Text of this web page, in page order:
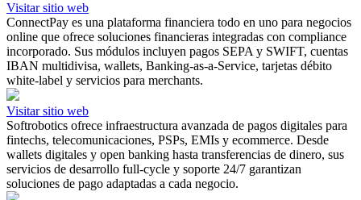
Visitar sitio web
ConnectPay es una plataforma financiera todo en uno para negocios
online que ofrece soluciones financieras integradas con compliance
incorporado. Sus módulos incluyen pagos SEPA y SWIFT, cuentas
IBAN multidivisa, wallets, Banking-as-a-Service, tarjetas débito
white-label y servicios para merchants.
Visitar sitio web
Softrobotics ofrece infraestructura avanzada de pagos digitales para
fintechs, telecomunicaciones, PSPs, EMIs y ecommerce. Desde
wallets digitales y open banking hasta transferencias de dinero, sus
servicios de desarrollo full-cycle y soporte 24/7 garantizan
soluciones de pago adaptadas a cada negocio.